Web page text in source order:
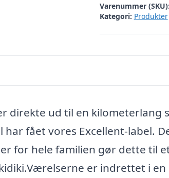
Varenummer (SKU):
Kategori: Produkter
direkte ud til en
fået vores Excellent-label.
for hele familien gør dette til
er indrettet i